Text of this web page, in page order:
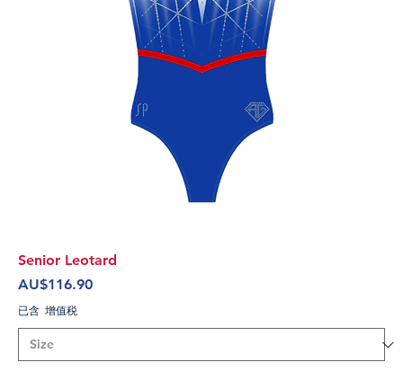
Senior Leotard
價格
AU$116.90
已含 增值税